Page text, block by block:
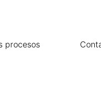
procesos